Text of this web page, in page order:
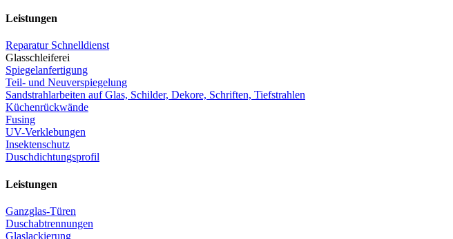
Leistungen
Reparatur Schnelldienst
Glasschleiferei
Spiegelanfertigung
Teil- und Neuverspiegelung
Sandstrahlarbeiten auf Glas, Schilder, Dekore, Schriften, Tiefstrahlen
Küchenrückwände
Fusing
UV-Verklebungen
Insektenschutz
Duschdichtungsprofil
Leistungen
Ganzglas-Türen
Duschabtrennungen
Glaslackierung